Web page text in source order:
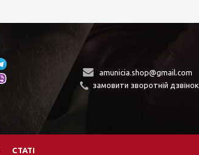
amunicia.shop@gmail.com
замовити зворотній дзвінок
СТАТІ